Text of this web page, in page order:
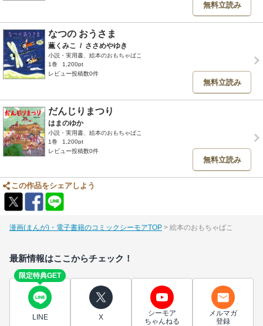
無料立読み
なつの おうさま
薫くみこ / ささめやゆき
小説・実用書、絵本のおもちゃばこ
1巻
1,200pt
レビュー投稿数0件
無料立読み
だんじりまつり
はまのゆか
小説・実用書、絵本のおもちゃばこ
1巻
1,200pt
レビュー投稿数0件
無料立読み
この作品をシェアしよう
漫画(まんが)・電子書籍のコミックシーモアTOP 絵本のおもちゃばこ
最新情報はここからチェック！
限定特典GET
LINE X
シーモア
ちゃんねる
メルマガ
登録